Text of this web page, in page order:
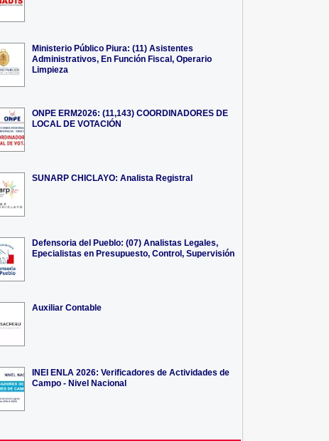
Ministerio Público Piura: (11) Asistentes
Administrativos, En Función Fiscal, Operario
Limpieza
ONPE ERM2026: (11,143) COORDINADORES DE
LOCAL DE VOTACIÓN
SUNARP CHICLAYO: Analista Registral
Defensoria del Pueblo: (07) Analistas Legales,
Epecialistas en Presupuesto, Control, Supervisión
Auxiliar Contable
INEI ENLA 2026: Verificadores de Actividades de
Campo - Nivel Nacional